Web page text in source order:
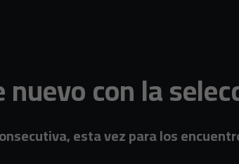
con la
esta vez para los